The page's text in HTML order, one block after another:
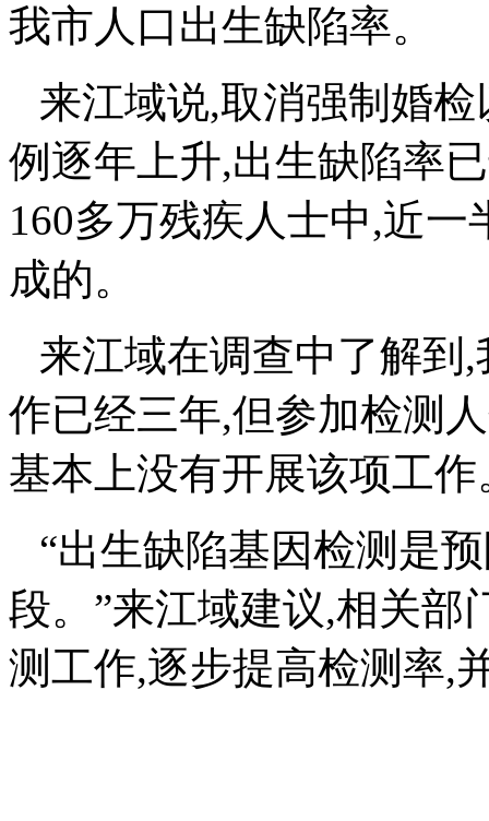
我市人口出生缺陷率。
来江域说,取消强制婚检
例逐年上升,出生缺陷率
160多万残疾人士中,近一
成的。
来江域在调查中了解到 ,
作已经三年,但参加检测
基本上没有开展该项工作
“出生缺陷基因检测是
段。”来江域建议,相关部
测工作,逐步提高检测率,